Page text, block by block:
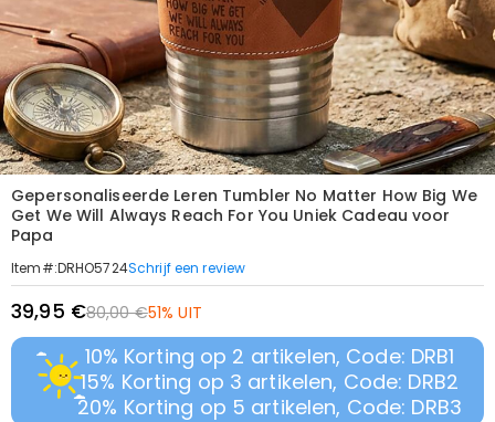
Gepersonaliseerde Leren Tumbler No Matter How Big We
Get We Will Always Reach For You Uniek Cadeau voor
Papa
Item#:DRHO5724Schrijf een review
39,95 €80,00 €51% UIT
10% Korting op 2 artikelen, Code: DRB1
15% Korting op 3 artikelen, Code: DRB2
20% Korting op 5 artikelen, Code: DRB3